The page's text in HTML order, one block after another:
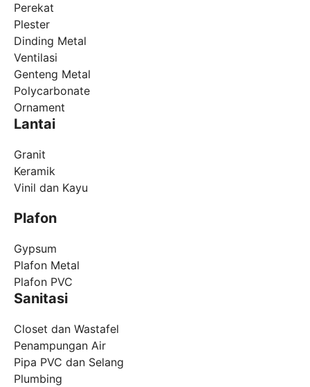
Perekat
Plester
Dinding Metal
Ventilasi
Genteng Metal
Polycarbonate
Ornament
Lantai
Granit
Keramik
Vinil dan Kayu
Plafon
Gypsum
Plafon Metal
Plafon PVC
Sanitasi
Closet dan Wastafel
Penampungan Air
Pipa PVC dan Selang
Plumbing